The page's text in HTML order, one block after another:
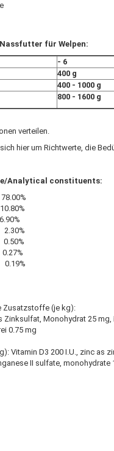
für Welpen:
- 6
400 g
400 - 1000 g
800 - 1600 g
verteilen.
hier um Richtwerte, die
Analytical constituents:
Zusatzstoffe (je kg):
Zinksulfat, Monohydrat 25
0.75 mg
Vitamin D3 200 I.U., zinc as
II sulfate,